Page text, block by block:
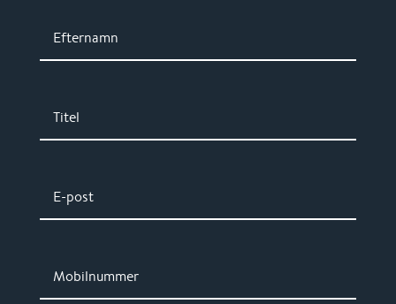
Efternamn
Titel
E-post
Mobilnummer